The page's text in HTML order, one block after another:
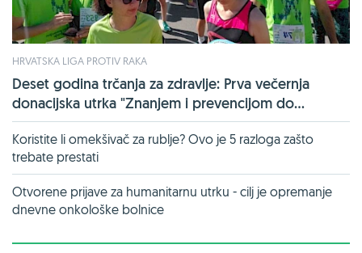
HRVATSKA LIGA PROTIV RAKA
Deset godina trčanja za zdravlje: Prva večernja
donacijska utrka "Znanjem i prevencijom do...
Koristite li omekšivač za rublje? Ovo je 5 razloga zašto
trebate prestati
Otvorene prijave za humanitarnu utrku - cilj je opremanje
dnevne onkološke bolnice